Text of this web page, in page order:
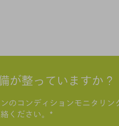
が整っていますか？
のコンディションモニタリ
ください。*